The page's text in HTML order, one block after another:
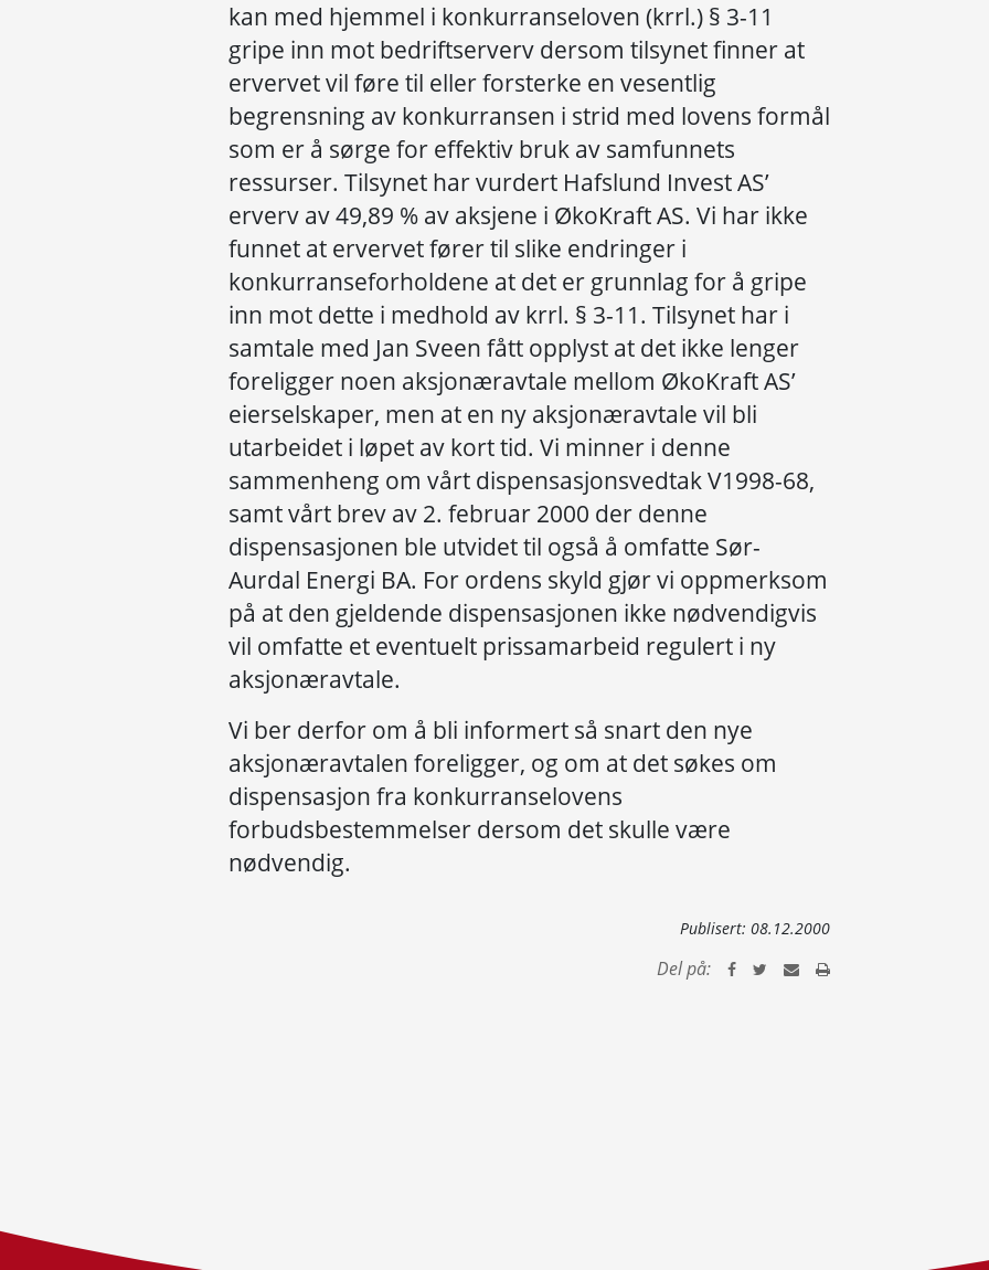
kan med hjemmel i konkurranseloven (krrl.) § 3-11
gripe inn mot bedriftserverv dersom tilsynet finner at
ervervet vil føre til eller forsterke en vesentlig
begrensning av konkurransen i strid med lovens formål
som er å sørge for effektiv bruk av samfunnets
ressurser. Tilsynet har vurdert Hafslund Invest AS’
erverv av 49,89 % av aksjene i ØkoKraft AS. Vi har ikke
funnet at ervervet fører til slike endringer i
konkurranseforholdene at det er grunnlag for å gripe
inn mot dette i medhold av krrl. § 3-11. Tilsynet har i
samtale med Jan Sveen fått opplyst at det ikke lenger
foreligger noen aksjonæravtale mellom ØkoKraft AS’
eierselskaper, men at en ny aksjonæravtale vil bli
utarbeidet i løpet av kort tid. Vi minner i denne
sammenheng om vårt dispensasjonsvedtak V1998-68,
samt vårt brev av 2. februar 2000 der denne
dispensasjonen ble utvidet til også å omfatte Sør-
Aurdal Energi BA. For ordens skyld gjør vi oppmerksom
på at den gjeldende dispensasjonen ikke nødvendigvis
vil omfatte et eventuelt prissamarbeid regulert i ny
aksjonæravtale.
Vi ber derfor om å bli informert så snart den nye
aksjonæravtalen foreligger, og om at det søkes om
dispensasjon fra konkurranselovens
forbudsbestemmelser dersom det skulle være
nødvendig.
Publisert: 08.12.2000
Del på: